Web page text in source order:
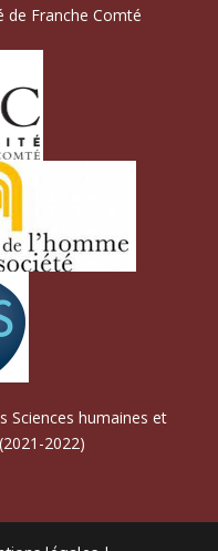
de Franche Comté
Sciences humaines et
2022)